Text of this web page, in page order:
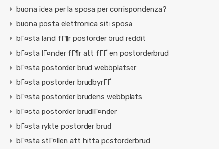
buona idea per la sposa per corrispondenza?
buona posta elettronica siti sposa
bГ¤sta land fГ¶r postorder brud reddit
bГ¤sta lГ¤nder fГ¶r att fГҐ en postorderbrud
bГ¤sta postorder brud webbplatser
bГ¤sta postorder brudbyrГҐ
bГ¤sta postorder brudens webbplats
bГ¤sta postorder brudlГ¤nder
bГ¤sta rykte postorder brud
bГ¤sta stГ¤llen att hitta postorderbrud